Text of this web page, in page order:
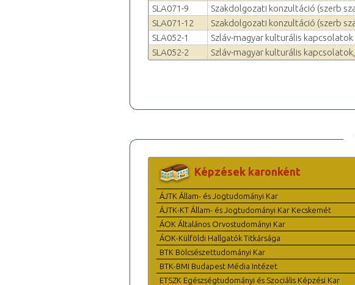
SLA071-9
Szakdolgozati konzultáció (szerb
SLA071-12
Szakdolgozati konzultáció (szerb
SLA052-1
Szláv-magyar kulturális kapcsolatok
SLA052-2
Szláv-magyar kulturális
Képzések karonként
ÁJTK Állam- és Jogtudományi Kar
ÁJTK-KT Állam- és Jogtudományi Kar Kecskemét
ÁOK Általános Orvostudományi Kar
ÁOK-Külföldi Hallgatók Titkársága
BTK Bölcsészettudományi Kar
BTK-BMI Budapest Média Intézet
ETSZK Egészségtudományi és Szociális Képzési Kar